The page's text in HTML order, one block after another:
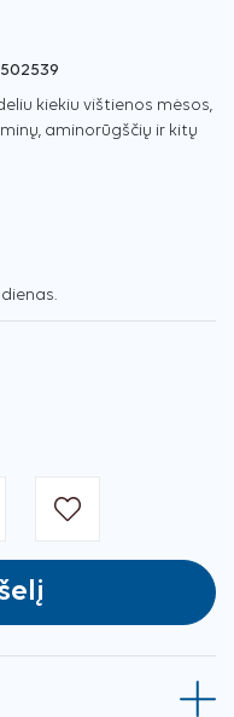
kiekiu vištienos mėsos,
aminorūgščių ir kitų